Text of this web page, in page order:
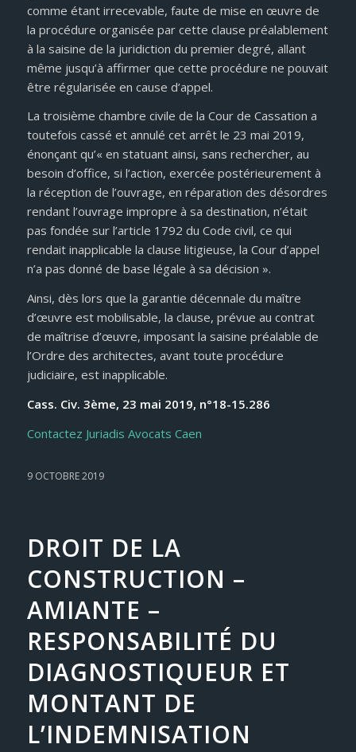
comme étant irrecevable, faute de mise en œuvre de
la procédure organisée par cette clause préalablement
à la saisine de la juridiction du premier degré, allant
même jusqu’à affirmer que cette procédure ne pouvait
être régularisée en cause d’appel.
La troisième chambre civile de la Cour de Cassation a
toutefois cassé et annulé cet arrêt le 23 mai 2019,
énonçant qu’« en statuant ainsi, sans rechercher, au
besoin d’office, si l’action, exercée postérieurement à
la réception de l’ouvrage, en réparation des désordres
rendant l’ouvrage impropre à sa destination, n’était
pas fondée sur l’article 1792 du Code civil, ce qui
rendait inapplicable la clause litigieuse, la Cour d’appel
n’a pas donné de base légale à sa décision ».
Ainsi, dès lors que la garantie décennale du maître
d’œuvre est mobilisable, la clause, prévue au contrat
de maîtrise d’œuvre, imposant la saisine préalable de
l’Ordre des architectes, avant toute procédure
judiciaire, est inapplicable.
Cass. Civ. 3ème, 23 mai 2019, n°18-15.286
Contactez Juriadis Avocats Caen
9 OCTOBRE 2019
DROIT DE LA
CONSTRUCTION –
AMIANTE –
RESPONSABILITÉ DU
DIAGNOSTIQUEUR ET
MONTANT DE
L’INDEMNISATION